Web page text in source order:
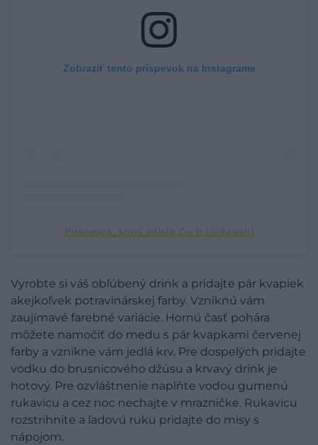
Zobraziť tento príspevok na Instagrame
Vyrobte si váš obľúbený drink a pridajte pár kvapiek
akejkoľvek potravinárskej farby. Vzniknú vám
zaujímavé farebné variácie. Hornú časť pohára
môžete namočiť do medu s pár kvapkami červenej
farby a vznikne vám jedlá krv. Pre dospelých pridajte
vodku do brusnicového džúsu a krvavý drink je
hotový. Pre ozvláštnenie naplňte vodou gumenú
rukavicu a cez noc nechajte v mrazničke. Rukavicu
rozstrihnite a ľadovú ruku pridajte do misy s
nápojom.